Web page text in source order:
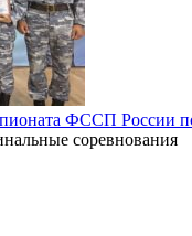
ФССП России
соревнования